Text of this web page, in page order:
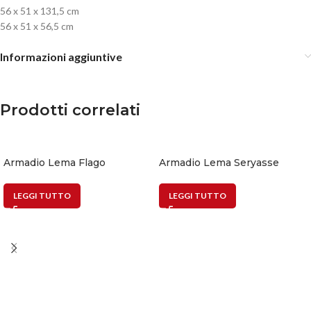
56 x 51 x 131,5 cm
56 x 51 x 56,5 cm
Informazioni aggiuntive
Prodotti correlati
Armadio Lema Flago
LEGGI TUTTO
Armadio Lema Seryasse
LEGGI TUTTO